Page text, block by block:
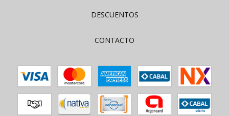
DESCUENTOS
CONTACTO